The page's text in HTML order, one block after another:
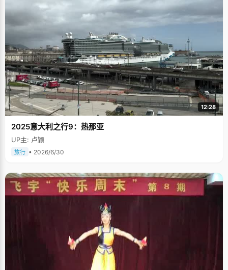
12:28
2025意大利之行9：热那亚
UP主: 卢颖
旅行 • 2026/6/30